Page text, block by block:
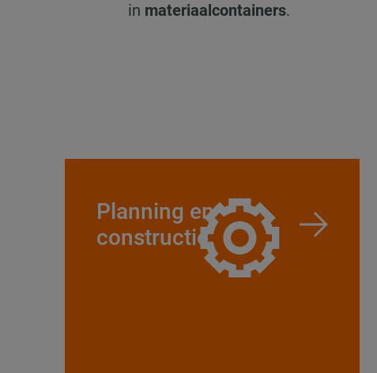
in materiaalcontainers.
Planning en
constructie